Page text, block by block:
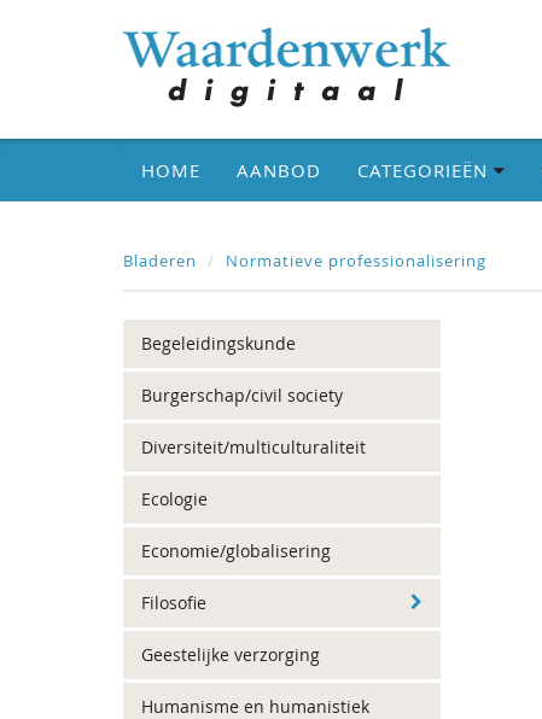
HOME AANBOD CATEGORIEËN
Bladeren Normatieve professionalisering
Begeleidingskunde
Burgerschap/civil society
Diversiteit/multiculturaliteit
Ecologie
Economie/globalisering
Filosofie
Geestelijke verzorging
Humanisme en humanistiek